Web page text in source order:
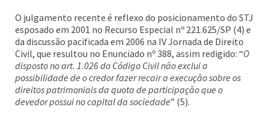
O julgamento recente é reflexo do posicionamento do STJ
esposado em 2001 no Recurso Especial nº 221.625/SP (4) e
da discussão pacificada em 2006 na IV Jornada de Direito
Civil, que resultou no Enunciado nº 388, assim redigido: “O
disposto no art. 1.026 do Código Civil não exclui a
possibilidade de o credor fazer recair a execução sobre os
direitos patrimoniais da quota de participação que o
devedor possui no capital da sociedade” (5).